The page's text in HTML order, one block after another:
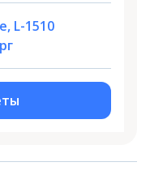
L-1510